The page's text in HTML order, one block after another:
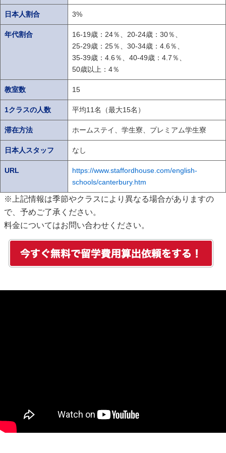
日本人割合 3%
年代割合
16-19歳：24％、20-24歳：30％、
25-29歳：25％、 30-34歳：4.6％、
35-39歳：4.6％、40-49歳：4.7％、
50歳以上：4％
教室数 15
1クラスの人数 平均11名（最大15名）
滞在方法 ホームステイ、学生寮、プレミアム学生寮
日本人スタッフ なし
URL
https://www.staffordhouse.com/english-
schools/canterbury.htm
※上記情報は季節やクラスにより異なる場合がありますの
で、予めご了承ください。
料金についてはお問い合わせください。